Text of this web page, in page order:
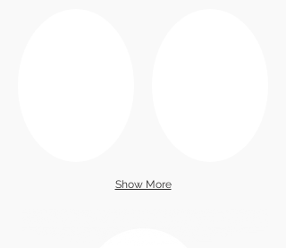
Show More